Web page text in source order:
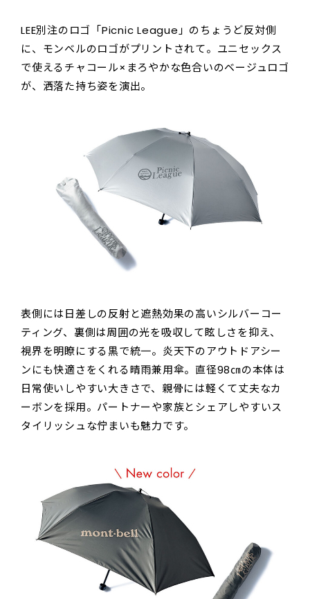
LEE別注のロゴ「Picnic League」のちょうど反対側
に、モンベルのロゴがプリントされて。ユニセックス
で使えるチャコール×まろやかな色合いのベージュロゴ
が、洒落た持ち姿を演出。
表側には日差しの反射と遮熱効果の高いシルバーコー
ティング、裏側は周囲の光を吸収して眩しさを抑え、
視界を明瞭にする黒で統一。炎天下のアウトドアシー
ンにも快適さをくれる晴雨兼用傘。直径98㎝の本体は
日常使いしやすい大きさで、親骨には軽くて丈夫なカ
ーボンを採用。パートナーや家族とシェアしやすいス
タイリッシュな佇まいも魅力です。